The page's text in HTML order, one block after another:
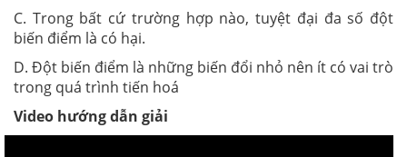
C. Trong bất cứ trường hợp nào, tuyệt đại đa số đột
biến điểm là có hại.
D. Đột biến điểm là những biến đổi nhỏ nên ít có vai trò
trong quá trình tiến hoá
Video hướng dẫn giải